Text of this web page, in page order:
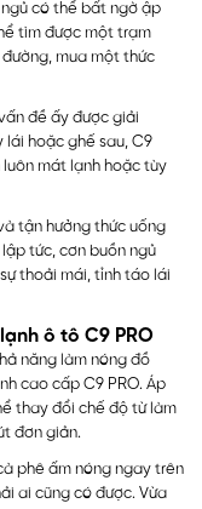
ngủ có thể bất ngờ ập
tìm được một trạm
mua một thức
đề ấy được giải
hoặc ghế sau, C9
luôn mát lạnh hoặc tùy
tận hưởng thức uống
tức, cơn buồn ngủ
thoải mái, tỉnh táo lái
ô tô C9 PRO
năng làm nóng đồ
cao cấp C9 PRO. Áp
thay đổi chế độ từ làm
đơn giản.
phê ấm nóng ngay trên
ai cũng có được. Vừa